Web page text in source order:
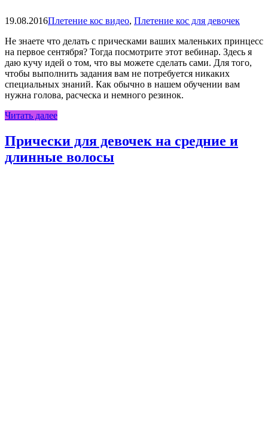
19.08.2016Плетение кос видео, Плетение кос для девочек
Не знаете что делать с прическами ваших маленьких принцесс
на первое сентября? Тогда посмотрите этот вебинар. Здесь я
даю кучу идей о том, что вы можете сделать сами. Для того,
чтобы выполнить задания вам не потребуется никаких
специальных знаний. Как обычно в нашем обучении вам
нужна голова, расческа и немного резинок.
Читать далее
Прически для девочек на средние и
длинные волосы